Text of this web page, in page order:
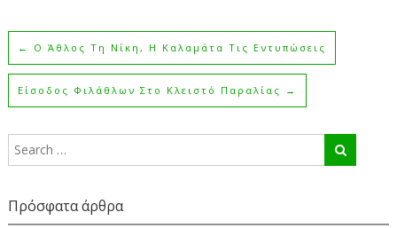
← Ο Άθλος Τη Νίκη, Η Καλαμάτα Τις Εντυπώσεις
Είσοδος Φιλάθλων Στο Κλειστό Παραλίας →
Πρόσφατα άρθρα